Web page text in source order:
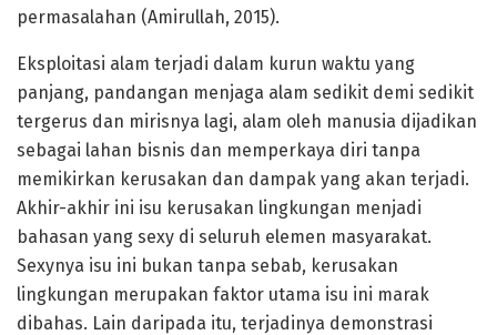
permasalahan (Amirullah, 2015).
Eksploitasi alam terjadi dalam kurun waktu yang
panjang, pandangan menjaga alam sedikit demi sedikit
tergerus dan mirisnya lagi, alam oleh manusia dijadikan
sebagai lahan bisnis dan memperkaya diri tanpa
memikirkan kerusakan dan dampak yang akan terjadi.
Akhir-akhir ini isu kerusakan lingkungan menjadi
bahasan yang sexy di seluruh elemen masyarakat.
Sexynya isu ini bukan tanpa sebab, kerusakan
lingkungan merupakan faktor utama isu ini marak
dibahas. Lain daripada itu, terjadinya demonstrasi